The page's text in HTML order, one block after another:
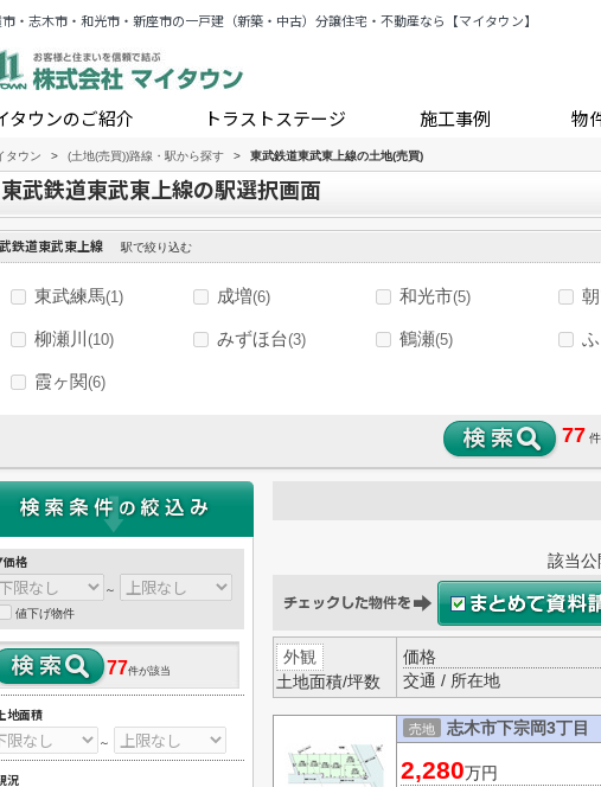
・志木市・和光市・新座市の一戸建（新築・中古）分譲住宅・不動産なら【マイタウン】
タウンのご紹介 トラストステージ 施工事例 物
タウン > (土地(売買))路線・駅から探す > 東武鉄道東武東上線の土地(売買)
東武鉄道東武東上線の駅選択画面
鉄道東武東上線 駅で絞り込む
東武練馬(1) 成増(6) 和光市(5)
柳瀬川 (10) みずほ台(3) 鶴瀬(5)
霞ヶ関(6)
77
該当公
外観
土地面積/坪数
価格
交通 / 所在地
売地 志木市下宗岡3丁
2,280万円
格
～
値下げ物件
77件が該当
地面積
～
況